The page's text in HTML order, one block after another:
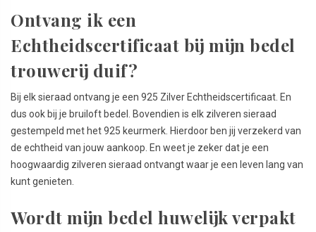
Ontvang ik een
Echtheidscertificaat bij mijn bedel
trouwerij duif?
Bij elk sieraad ontvang je een 925 Zilver Echtheidscertificaat. En
dus ook bij je bruiloft bedel. Bovendien is elk zilveren sieraad
gestempeld met het 925 keurmerk. Hierdoor ben jij verzekerd van
de echtheid van jouw aankoop. En weet je zeker dat je een
hoogwaardig zilveren sieraad ontvangt waar je een leven lang van
kunt genieten.
Wordt mijn bedel huwelijk verpakt